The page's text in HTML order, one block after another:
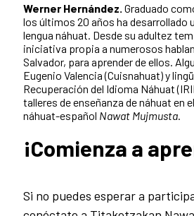
Werner Hernández. Graduado
los últimos 20 años ha
lengua náhuat. Desde su adultez
iniciativa propia a numerosos
Salvador, para aprender de ellos.
Eugenio Valencia (Cuisnahuat) y
Recuperación del Idioma Náhuat
talleres de enseñanza de náhuat en
náhuat-español Nawat Mujmusta
¡Comienza a
Si no puedes esperar a